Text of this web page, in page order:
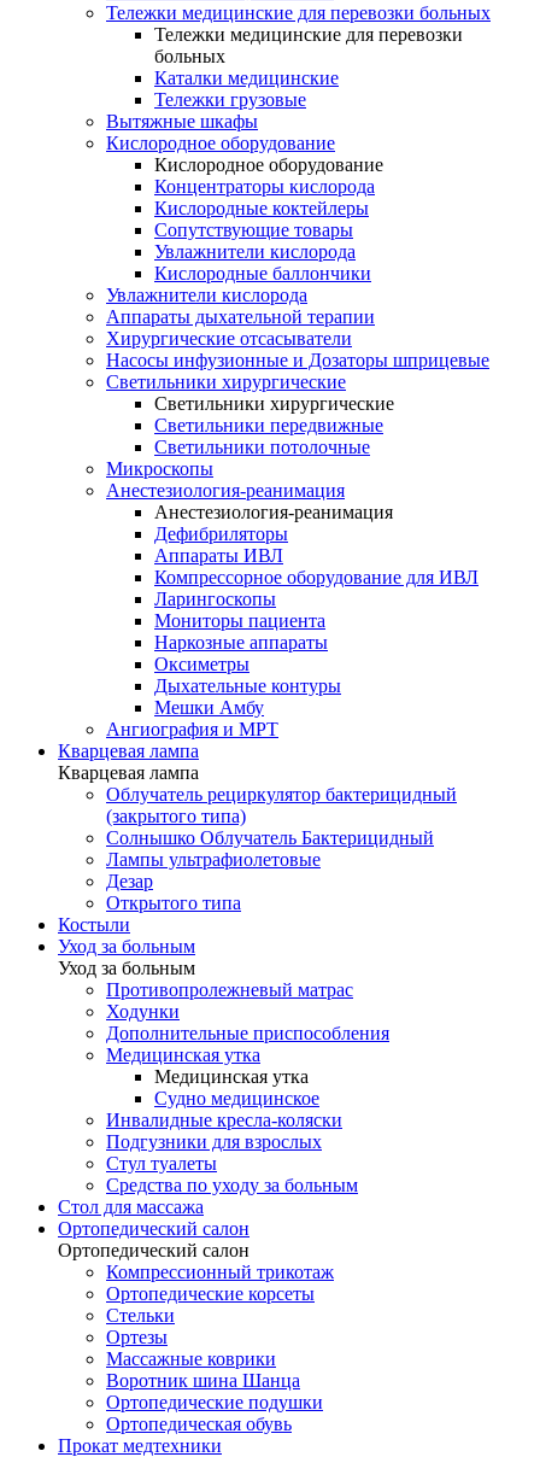
Тележки медицинские для перевозки больных
Тележки медицинские для перевозки
больных
Каталки медицинские
Тележки грузовые
Вытяжные шкафы
Кислородное оборудование
Кислородное оборудование
Концентраторы кислорода
Кислородные коктейлеры
Сопутствующие товары
Увлажнители кислорода
Кислородные баллончики
Увлажнители кислорода
Аппараты дыхательной терапии
Хирургические отсасыватели
Насосы инфузионные и Дозаторы шприцевые
Светильники хирургические
Светильники хирургические
Светильники передвижные
Светильники потолочные
Микроскопы
Анестезиология-реанимация
Анестезиология-реанимация
Дефибриляторы
Аппараты ИВЛ
Компрессорное оборудование для ИВЛ
Ларингоскопы
Мониторы пациента
Наркозные аппараты
Оксиметры
Дыхательные контуры
Мешки Амбу
Ангиография и МРТ
Кварцевая лампа
Кварцевая лампа
Облучатель рециркулятор бактерицидный
(закрытого типа)
Солнышко Облучатель Бактерицидный
Лампы ультрафиолетовые
Дезар
Открытого типа
Костыли
Уход за больным
Уход за больным
Противопролежневый матрас
Ходунки
Дополнительные приспособления
Медицинская утка
Медицинская утка
Судно медицинское
Инвалидные кресла-коляски
Подгузники для взрослых
Стул туалеты
Средства по уходу за больным
Cтол для массажа
Ортопедический салон
Ортопедический салон
Компрессионный трикотаж
Ортопедические корсеты
Стельки
Ортезы
Массажные коврики
Воротник шина Шанца
Ортопедические подушки
Ортопедическая обувь
Прокат медтехники